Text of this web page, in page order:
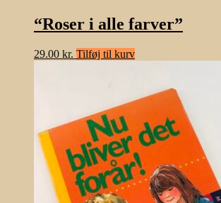
“Roser i alle farver”
29.00 kr. Tilføj til kurv